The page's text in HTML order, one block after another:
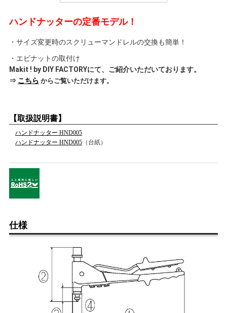
ハンドナッターの定番モデル！
・サイズ変更時のスクリューマンドレルの交換も簡単！
・エビナットの取付け
Makit ! by DIY FACTORYにて、ご紹介いただいております。
⇒ こちら からご覧いただけます。
【取扱説明書】
ハンドナッター HND005
ハンドナッター HND005（台紙）
仕様